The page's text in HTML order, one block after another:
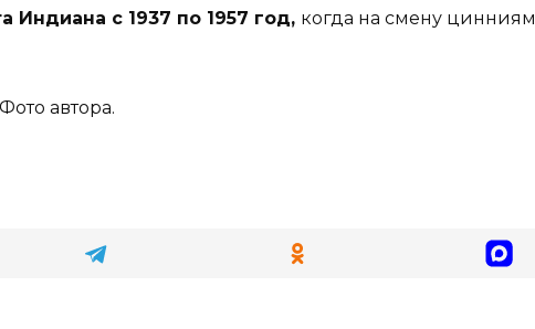
Индиана с 1937 по 1957 год, когда на смену цинниям
автора.